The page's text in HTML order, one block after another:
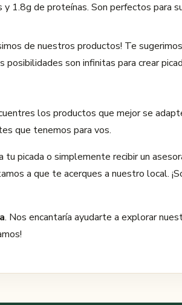
de proteínas. Son perfectos para
de nuestros productos! Te
son infinitas para crear
los productos que mejor se
que tenemos para vos.
picada o simplemente recibir un
a que te acerques a nuestro local.
. Nos encantaría ayudarte a explorar